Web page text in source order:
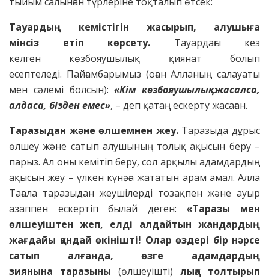
Тауардың кемістігін жасырып, алушыға
мінсіз етіп көрсету. Тауардағы кез
келген көзбояушылық қиянат болып
есептеледі. Пайғамбарымыз (оған Алланың салауаты
мен сәлемі болсын):«Кім көзбояушылық жасалса,
алдаса, бізденемес», – деп қатаң ескерту жасаған.
Таразыдан және өлшемнен жеу.Таразыда дұрыс
өлшеу және сатып алушының толық ақысын беру –
парыз. Ал оны кемітіп беру, сол арқылы адамдардың
ақысын жеу – үлкен күнәға жататын арам амал. Алла
Тағала таразыдан жеушілерді тозақпен және ауыр
азаппен ескертіп былай деген: «Таразы мен
өлшеуіштен жеп, елді алдайтын жандардың
жағдайы қандай өкінішті! Олар өздері бір нәрсе
сатып алғанда, өзге адамдардың
зиянына таразыны (өлшеуішті) лықа толтырып